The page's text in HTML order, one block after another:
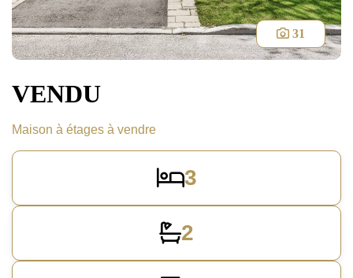
31
VENDU
Maison à étages à vendre
3
2